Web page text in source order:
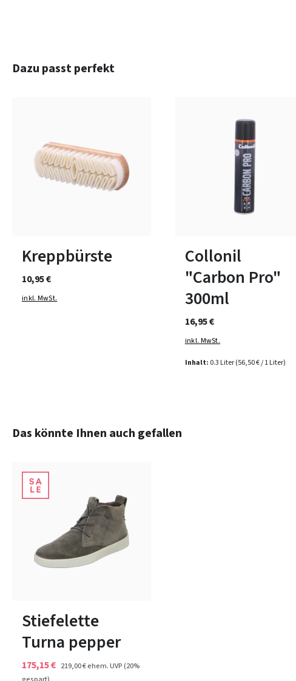
Produktgalerie überspringen
Dazu passt perfekt
Kreppbürste
10,95 €
inkl. MwSt.
Collonil
"Carbon Pro"
300ml
Inhalt: 0.3 Liter(56,50 € / 1 Liter)
16,95 €
inkl. MwSt.
Produktgalerie überspringen
Das könnte Ihnen auch gefallen
Stiefelette
Turna pepper
175,15 € 219,00 €ehem. UVP(20%